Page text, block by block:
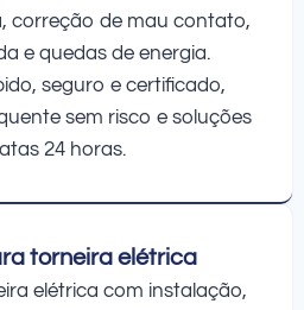
correção de mau contato,
e quedas de energia.
seguro e certificado,
sem risco e soluções
24 horas.
torneira elétrica
elétrica com instalação,